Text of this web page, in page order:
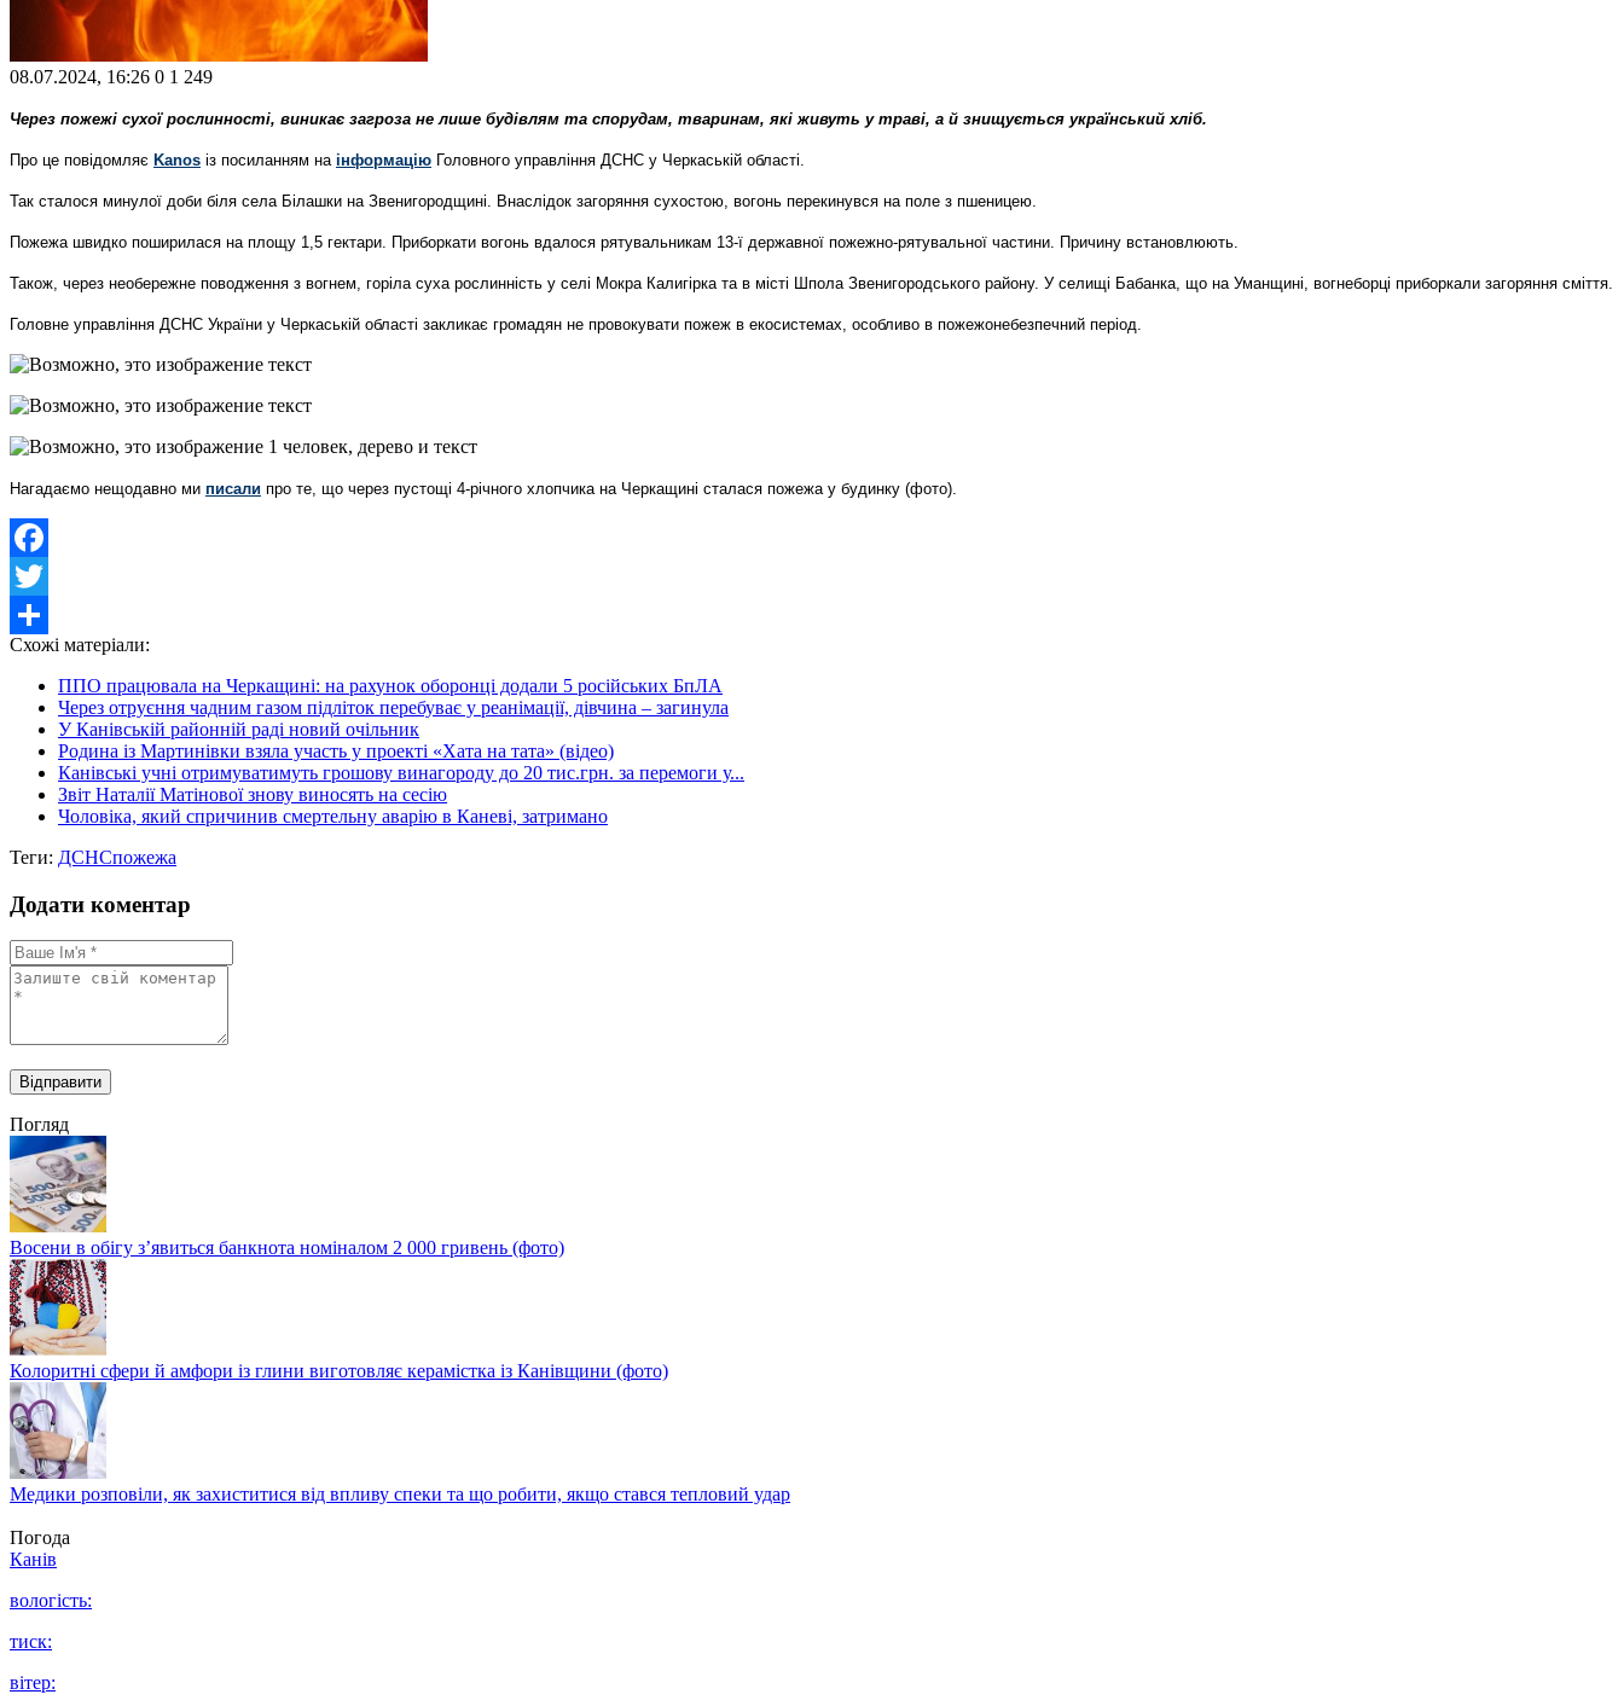
08.07.2024, 16:26 0 1 249
Через пожежі сухої рослинності, виникає загроза не лише будівлям та спорудам, тваринам, які живуть у траві, а й знищується український хліб.
Про це повідомляє Kanos із посиланням на інформацію Головного управління ДСНС у Черкаській області.
Так сталося минулої доби біля села Білашки на Звенигородщині. Внаслідок загоряння сухостою, вогонь перекинувся на поле з пшеницею.
Пожежа швидко поширилася на площу 1,5 гектари. Приборкати вогонь вдалося рятувальникам 13-ї державної пожежно-рятувальної частини. Причину встановлюють.
Також, через необережне поводження з вогнем, горіла суха рослинність у селі Мокра Калигірка та в місті Шпола Звенигородського району. У селищі Бабанка, що на Уманщині, вогнеборці приборкали загоряння сміття.
Головне управління ДСНС України у Черкаській області закликає громадян не провокувати пожеж в екосистемах, особливо в пожежонебезпечний період.
Нагадаємо нещодавно ми писали про те, що через пустощі 4-річного хлопчика на Черкащині сталася пожежа у будинку (фото).
Facebook
Twitter
Share
Схожі матеріали:
ППО працювала на Черкащині: на рахунок оборонці додали 5 російських БпЛА
Через отруєння чадним газом підліток перебуває у реанімації, дівчина – загинула
У Канівській районній раді новий очільник
Родина із Мартинівки взяла участь у проекті «Хата на тата» (відео)
Канівські учні отримуватимуть грошову винагороду до 20 тис.грн. за перемоги у...
Звіт Наталії Матінової знову виносять на сесію
Чоловіка, який спричинив смертельну аварію в Каневі, затримано
Теги: ДСНСпожежа
Додати коментар
Погляд
Восени в обігу з’явиться банкнота номіналом 2 000 гривень (фото)
Колоритні сфери й амфори із глини виготовляє керамістка із Канівщини (фото)
Медики розповіли, як захиститися від впливу спеки та що робити, якщо стався тепловий удар
Погода
Канів
вологість:
тиск:
вітер: